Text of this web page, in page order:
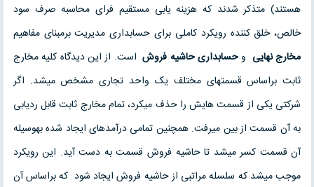
هستند) متذکر شدند که هزینه ‏یابی مستقیم فرای محاسبه صرف سود
خالص، خلق کننده رویکرد کاملی برای حسابداری مدیریت برمبنای مفاهیم
مخارج نهایی وحسابداری حاشیه فروشاست. از این دیدگاه کلیه مخارج
ثابت براساس قسمتهای مختلف یک واحد تجاری مشخص می‏شد. اگر
شرکتی یکی از قسمت هایش را حذف می‏کرد، تمام مخارج ثابت قابل ردیابی
به آن قسمت از بین می‏رفت. همچنین تمامی درآمدهای ایجاد شده به‏وسیله
آن قسمت کسر می‏شد تا حاشیه فروش قسمت به دست آید. این رویکرد
موجب می‏شد که سلسله مراتبی از حاشیه فروش ایجاد شود که براساس آن